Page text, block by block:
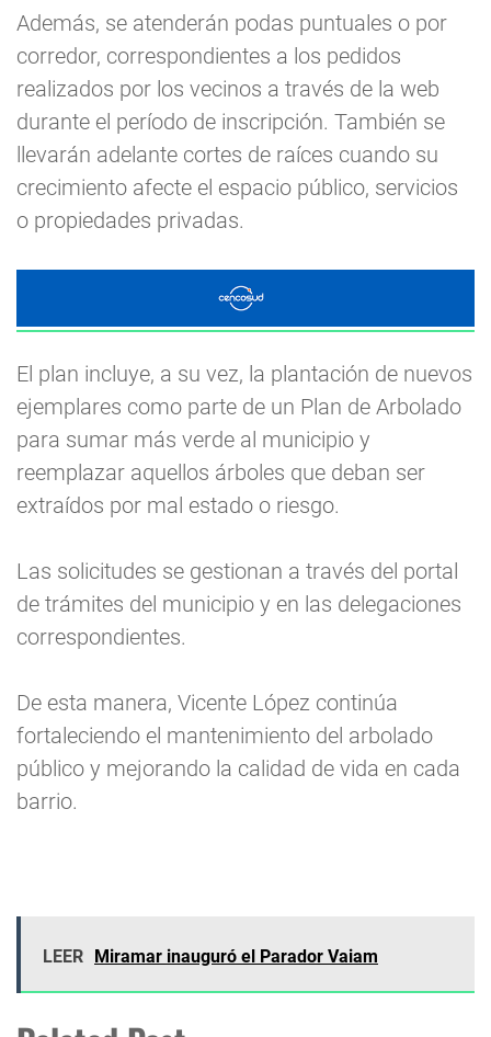
Además, se atenderán podas puntuales o por
corredor, correspondientes a los pedidos
realizados por los vecinos a través de la web
durante el período de inscripción. También se
llevarán adelante cortes de raíces cuando su
crecimiento afecte el espacio público, servicios
o propiedades privadas.
El plan incluye, a su vez, la plantación de nuevos
ejemplares como parte de un Plan de Arbolado
para sumar más verde al municipio y
reemplazar aquellos árboles que deban ser
extraídos por mal estado o riesgo.
Las solicitudes se gestionan a través del portal
de trámites del municipio y en las delegaciones
correspondientes.
De esta manera, Vicente López continúa
fortaleciendo el mantenimiento del arbolado
público y mejorando la calidad de vida en cada
barrio.
LEER Miramar inauguró el Parador Vaiam